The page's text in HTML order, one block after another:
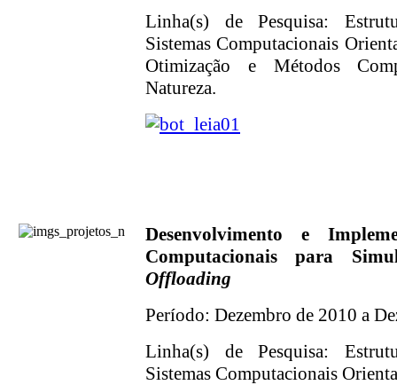
Linha(s) de Pesquisa:
Sistemas Computacionais
Otimização e Métodos
Natureza.
Desenvolvimento e
Computacionais para
Offloading
Período: Dezembro de 2010 a
Linha(s) de Pesquisa:
Sistemas Computacionais